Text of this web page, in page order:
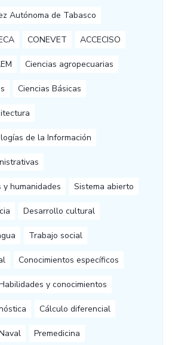
Autónoma de Tabasco
CONEVET ACCECISO
Ciencias agropecuarias
Ciencias Básicas
de la Información
y humanidades Sistema abierto
Desarrollo cultural
Trabajo social
Conocimientos específicos
y conocimientos
Cálculo diferencial
Premedicina